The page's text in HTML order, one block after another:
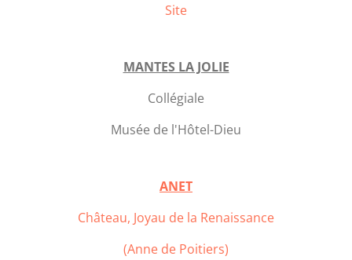
Site
MANTES LA JOLIE
Collégiale
Musée de l'Hôtel-Dieu
ANET
Château, Joyau de la Renaissance
(Anne de Poitiers)